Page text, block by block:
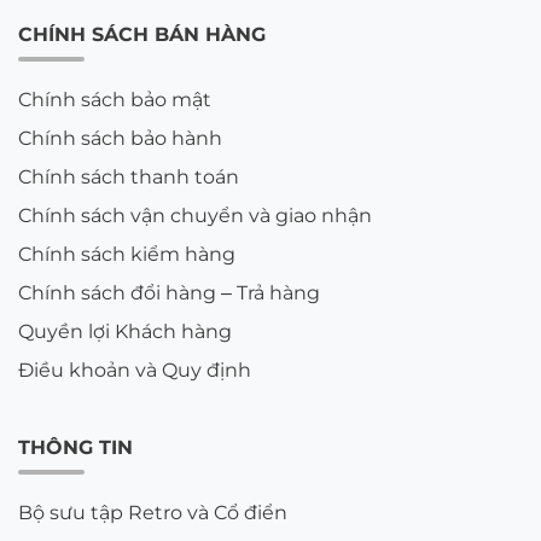
Nếu bạn chưa biết nên bắt đầu từ đâu, hãy chọn
mình.
nhiều
Nếu bạn thường xuyên nhìn màn hình trong thời
gian dài, nhóm nên ưu tiên là
. Đây là lựa chọn phù hợp cho dân
văn phòng, học sinh sinh viên, người làm việc kỹ
thuật số hoặc người hay dùng điện thoại vào buổi
kéo dài.
Hay ra ngoài trời, đi nắng nhiều
CHÍNH SÁCH BÁN HÀNG
Chính sách bảo mật
Chính sách bảo hành
Chính sách thanh toán
Chính sách vận chuyển và giao nhận
Chính sách kiểm hàng
Chính sách đổi hàng – Trả hàng
Quyền lợi Khách hàng
Điều khoản và Quy định
THÔNG TIN
Bộ sưu tập Retro và Cổ điển